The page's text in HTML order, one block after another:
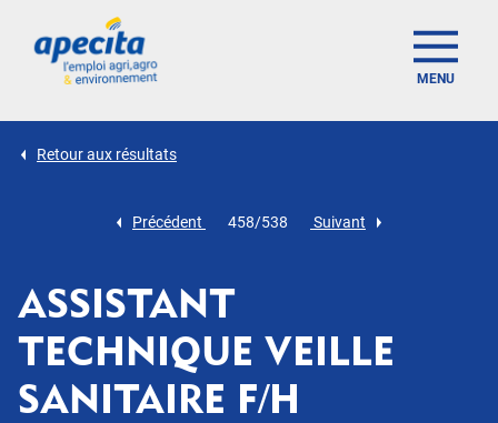
MENU
Retour aux résultats
Précédent 458/538 Suivant
ASSISTANT
TECHNIQUE VEILLE
SANITAIRE F/H